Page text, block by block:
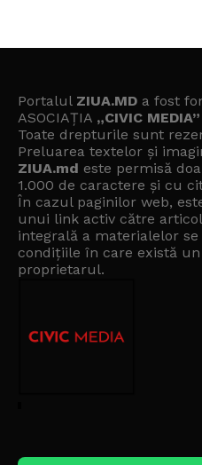
Portalul ZIUA.MD a fost
ASOCIAȚIA „CIVIC MEDIA”
Toate drepturile sunt
Preluarea textelor și
ZIUA.md este permisă
1.000 de caractere și cu
În cazul paginilor web,
unui link activ către
integrală a materialelor
condițiile în care există un
proprietarul.